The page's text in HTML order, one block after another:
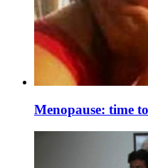
Menopause: time